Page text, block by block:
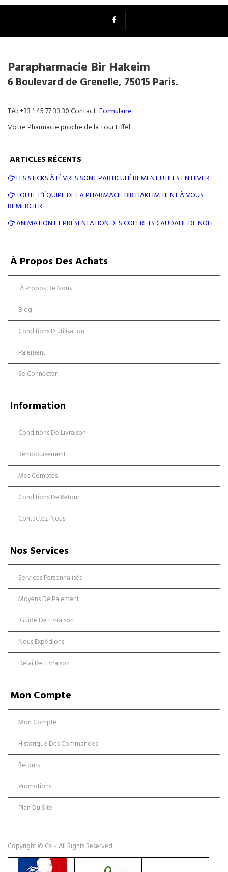
Parapharmacie Bir Hakeim
6 Boulevard de Grenelle, 75015 Paris.
Tél: +33 1 45 77 33 30 Contact:Formulaire
Votre Pharmacie proche de la Tour Eiffel.
ARTICLES RÉCENTS
LES STICKS À LÈVRES SONT PARTICULIÈREMENT UTILES EN HIVER
TOUTE L’ÉQUIPE DE LA PHARMACIE BIR HAKEIM TIENT À VOUS
REMERCIER
ANIMATION ET PRÉSENTATION DES COFFRETS CAUDALIE DE NOËL
À Propos Des Achats
À Propos De Nous
Blog
Conditions D'utilisation
Paiement
Se Connecter
Information
Conditions De Livraison
Remboursement
Mes Comptes
Conditions De Retour
Contactez-Nous
Nos Services
Services Personnalisés
Moyens De Paiement
Guide De Livraison
Nous Expédions
Délai De Livraison
Mon Compte
Mon Compte
Historique Des Commandes
Retours
Promotions
Plan Du Site
Copyright © Csi - All Rights Reserved.